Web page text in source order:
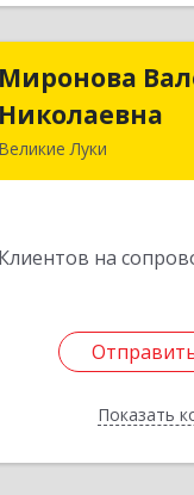
Миронова
Николаевна
Великие Луки
Клиентов на
Показать